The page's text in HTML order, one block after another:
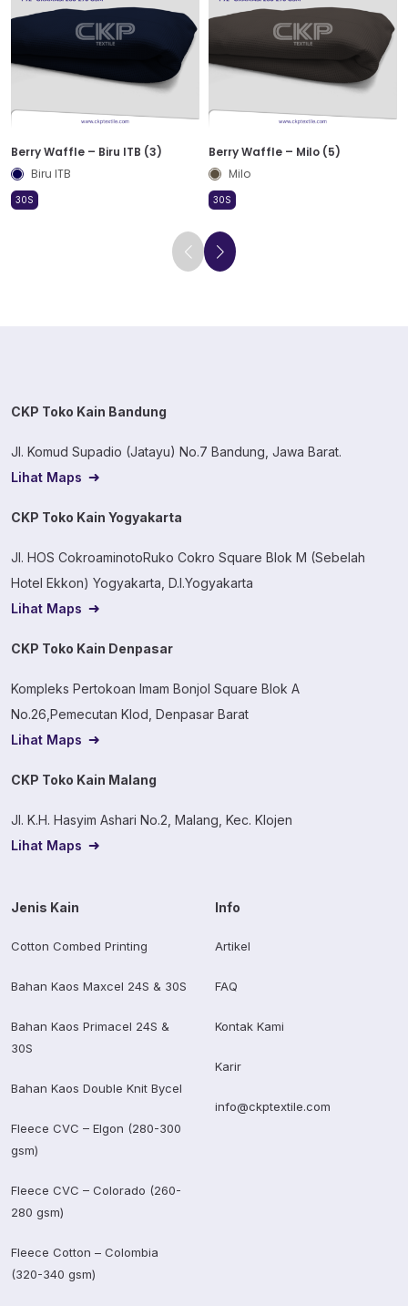
Berry Waffle – Biru ITB (3)
Biru ITB
30S
Berry Waffle – Milo (5)
Milo
30S
CKP Toko Kain Bandung
Jl. Komud Supadio (Jatayu) No.7 Bandung, Jawa Barat.
Lihat Maps
CKP Toko Kain Yogyakarta
Jl. HOS CokroaminotoRuko Cokro Square Blok M (Sebelah
Hotel Ekkon) Yogyakarta, D.I.Yogyakarta
Lihat Maps
CKP Toko Kain Denpasar
Kompleks Pertokoan Imam Bonjol Square Blok A
No.26,Pemecutan Klod, Denpasar Barat
Lihat Maps
CKP Toko Kain Malang
Jl. K.H. Hasyim Ashari No.2, Malang, Kec. Klojen
Lihat Maps
Jenis Kain
Cotton Combed Printing
Bahan Kaos Maxcel 24S & 30S
Bahan Kaos Primacel 24S &
30S
Bahan Kaos Double Knit Bycel
Fleece CVC – Elgon (280-300
gsm)
Fleece CVC – Colorado (260-
280 gsm)
Fleece Cotton – Colombia
(320-340 gsm)
Info
Artikel
FAQ
Kontak Kami
Karir
info@ckptextile.com